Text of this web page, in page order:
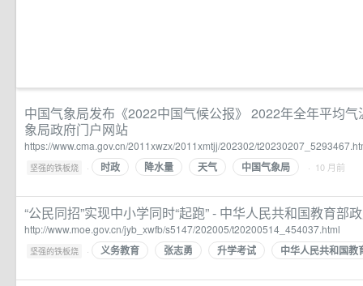
中国气象局发布《2022中国气候公报》 2022年全年平均
象局政府门户网站
https://www.cma.gov.cn/2011xwzx/2011xmtjj/202302/
坚强的铁板烧 · 时政 降水量 天气 中国气象局 · 10 月前
“公民同招”实现中小学同时“起跑” - 中华人民共和国教育部
http://www.moe.gov.cn/jyb_xwfb/s5147/202005/t20200514_454037.html
坚强的铁板烧 · 义务教育 张志勇 升学考试 中华人民共和国教